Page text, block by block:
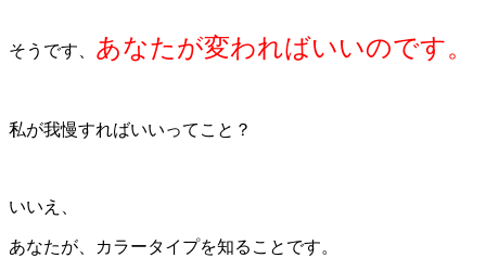
そうです、 あなたが変わればいいのです。
私が我慢すればいいってこと？
いいえ、
あなたが、カラータイプを知ることです。